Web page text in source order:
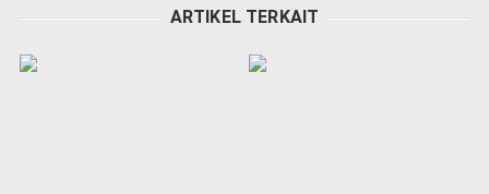
ARTIKEL TERKAIT